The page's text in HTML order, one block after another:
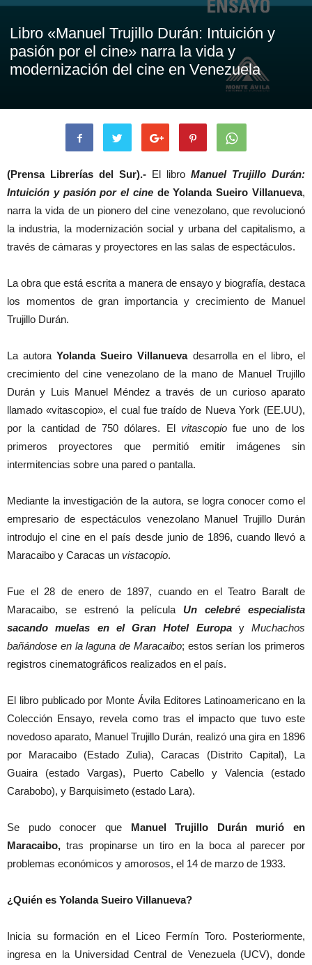
Libro «Manuel Trujillo Durán: Intuición y
pasión por el cine» narra la vida y
modernización del cine en Venezuela
(Prensa Librerías del Sur).- El libro Manuel Trujillo Durán:
Intuición y pasión por el cinede Yolanda Sueiro Villanueva,
narra la vida de un pionero del cine venezolano, que revolucionó
la industria, la modernización social y urbana del capitalismo, a
través de cámaras y proyectores en las salas de espectáculos.
La obra que está escrita a manera de ensayo y biografía, destaca
los momentos de gran importancia y crecimiento de Manuel
Trujillo Durán.
La autoraYolanda Sueiro Villanueva desarrolla en el libro, el
crecimiento del cine venezolano de la mano de Manuel Trujillo
Durán y Luis Manuel Méndez a través de un curioso aparato
llamado «vitascopio», el cual fue traído de Nueva York (EE.UU),
por la cantidad de 750 dólares. El vitascopiofue uno de los
primeros proyectores que permitió emitir imágenes sin
intermitencias sobre una pared o pantalla.
Mediante la investigación de la autora, se logra conocer como el
empresario de espectáculos venezolano Manuel Trujillo Durán
introdujo el cine en el país desde junio de 1896, cuando llevó a
Maracaibo y Caracas un vistacopio.
Fue el 28 de enero de 1897, cuando en el Teatro Baralt de
Maracaibo, se estrenó la películaUn celebré especialista
sacando muelas en el Gran Hotel Europay Muchachos
bañándose en la laguna de Maracaibo; estos serían los primeros
registros cinematográficos realizados en el país.
El libro publicado por Monte Ávila Editores Latinoamericano en la
Colección Ensayo, revela como tras el impacto que tuvo este
novedoso aparato, Manuel Trujillo Durán, realizó una gira en 1896
por Maracaibo (Estado Zulia), Caracas (Distrito Capital), La
Guaira (estado Vargas), Puerto Cabello y Valencia (estado
Carabobo), y Barquisimeto (estado Lara).
Se pudo conocer que Manuel Trujillo Durán murió en
Maracaibo, tras propinarse un tiro en la boca al parecer por
problemas económicos y amorosos, el 14 de marzo de 1933.
¿Quién es Yolanda Sueiro Villanueva?
Inicia su formación en el Liceo Fermín Toro. Posteriormente,
ingresa en la Universidad Central de Venezuela (UCV), donde